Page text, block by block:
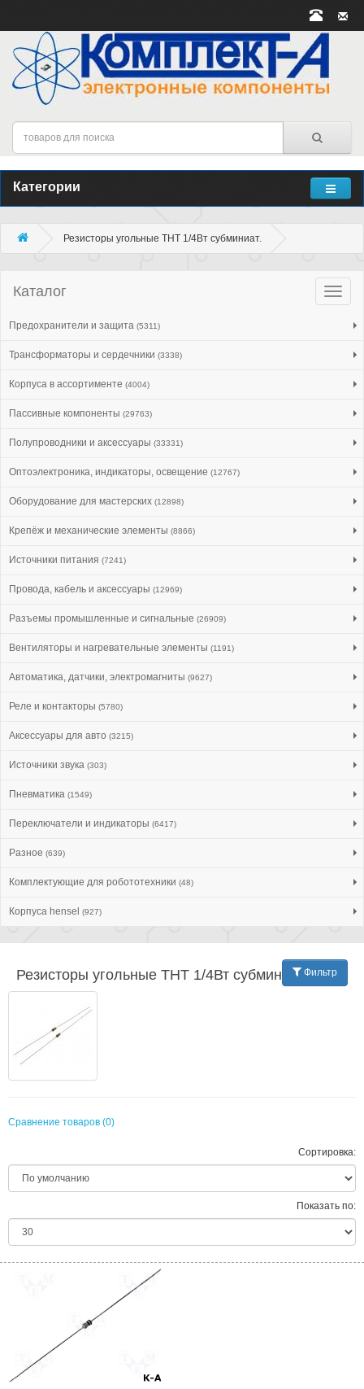
Категории
Резисторы угольные THT 1/4Вт субминиат.
Каталог
Предохранители и защита (5311)
Трансформаторы и сердечники (3338)
Корпуса в ассортименте (4004)
Пассивные компоненты (29763)
Полупроводники и аксессуары (33331)
Оптоэлектроника, индикаторы, освещение (12767)
Оборудование для мастерских (12898)
Крепёж и механические элементы (8866)
Источники питания (7241)
Провода, кабель и аксессуары (12969)
Разъемы промышленные и сигнальные (26909)
Вентиляторы и нагревательные элементы (1191)
Автоматика, датчики, электромагниты (9627)
Реле и контакторы (5780)
Аксессуары для авто (3215)
Источники звука (303)
Пневматика (1549)
Переключатели и индикаторы (6417)
Разное (639)
Комплектующие для робототехники (48)
Корпуса hensel (927)
Фильтр
Резисторы угольные THT 1/4Вт субминиат.
Сравнение товаров (0)
Сортировка:
Показать по: